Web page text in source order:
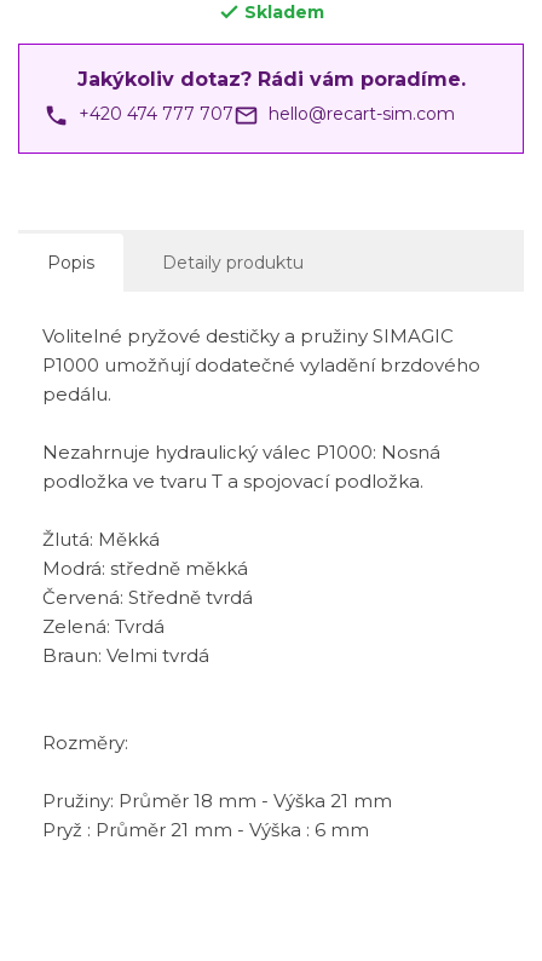
 Skladem
Jakýkoliv dotaz? Rádi vám poradíme.
phone +420 474 777 707mail_outline hello@recart-sim.com
Popis Detaily produktu
Volitelné pryžové destičky a pružiny SIMAGIC
P1000 umožňují dodatečné vyladění brzdového
pedálu.
Nezahrnuje hydraulický válec P1000: Nosná
podložka ve tvaru T a spojovací podložka.
Žlutá: Měkká
Modrá: středně měkká
Červená: Středně tvrdá
Zelená: Tvrdá
Braun: Velmi tvrdá
Rozměry:
Pružiny: Průměr 18 mm - Výška 21 mm
Pryž : Průměr 21 mm - Výška : 6 mm